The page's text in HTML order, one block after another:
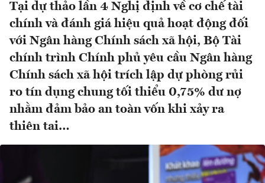
Tại dự thảo lần 4 Nghị định về cơ chế tài
chính và đánh giá hiệu quả hoạt động đối
với Ngân hàng Chính sách xã hội, Bộ Tài
chính trình Chính phủ yêu cầu Ngân hàng
Chính sách xã hội trích lập dự phòng rủi
ro tín dụng chung tối thiểu 0,75% dư nợ
nhằm đảm bảo an toàn vốn khi xảy ra
thiên tai…